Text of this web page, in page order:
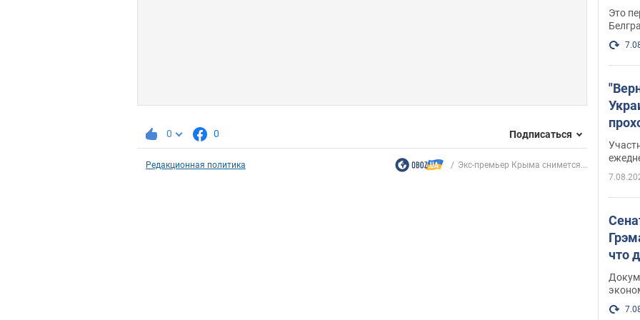
0 0 Подписаться
Редакционная политика Экс-премьер Крыма снимется...
Это
что